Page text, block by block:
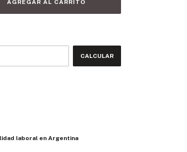
CALCULAR
laboral en Argentina